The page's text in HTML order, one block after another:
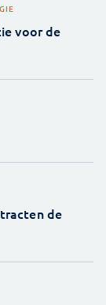
voor de
de